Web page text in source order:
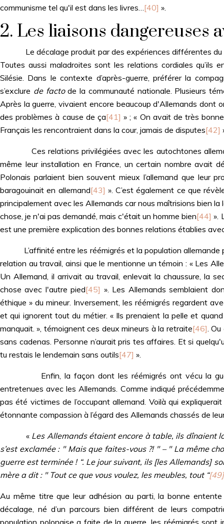
communisme tel qu'il est dans les livres…[40] ».
2. Les liaisons dangereuses
Le décalage produit par des expériences différentes du
Toutes aussi maladroites sont les relations cordiales
Silésie. Dans le contexte d’après-guerre, préférer la
s’exclure de factode la communauté nationale. Plusieurs
Après la guerre, vivaient encore beaucoup d'Allemands dont
des problèmes à cause de ça[41] » ; « On avait de très
Français les rencontraient dans la cour, jamais de disputes[42]
Ces relations privilégiées avec les autochtones
même leur installation en France, un certain nombre avait
Polonais parlaient bien souvent mieux l’allemand que leur
baragouinait en allemand[43] ». C’est également ce que
principalement avec les Allemands car nous maîtrisions bien
chose, je n'ai pas demandé, mais c'était un homme bien[44] ».
est une première explication des bonnes relations établies
L’affinité entre les réémigrés et la population allemande
relation au travail, ainsi que le mentionne un témoin : « Les
Un Allemand, il arrivait au travail, enlevait la chaussure, la
chose avec l'autre pied[45] ». Les Allemands semblaient
éthique » du mineur. Inversement, les réémigrés regardent
et qui ignorent tout du métier. « Ils prenaient la pelle et
manquait. », témoignent ces deux mineurs à la retraite[46].
sans cadenas. Personne n’aurait pris tes affaires. Et si
tu restais le lendemain sans outils[47] ».
Enfin, la façon dont les réémigrés ont vécu la guerre
entretenues avec les Allemands. Comme indiqué
pas été victimes de l’occupant allemand. Voilà qui
étonnante compassion à l’égard des Allemands chassés de
« Les Allemands étaient encore à table, ils dînaient
s’est exclamée : " Mais que faites-vous ?! " – " La même
guerre est terminée ! “. Le jour suivant, ils [les Allemands]
mère a dit : " Tout ce que vous voulez, les meubles, tout “[49]
Au même titre que leur adhésion au parti, la bonne
décalage, né d’un parcours bien différent de leurs
population polonaise a faite de la guerre, les réémigrés